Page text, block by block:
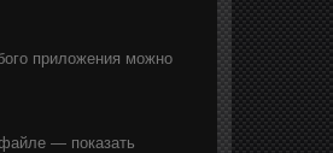
приложения можно
— показать